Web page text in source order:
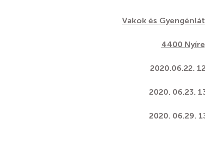
Vakok és
4400
2020.06.22.
2020. 06.23.
2020. 06.29.